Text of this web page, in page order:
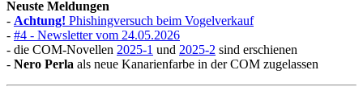
Neuste Meldungen
- Achtung! Phishingversuch beim Vogelverkauf
- #4 - Newsletter vom 24.05.2026
- die COM-Novellen 2025-1 und 2025-2 sind erschienen
- Nero Perla als neue Kanarienfarbe in der COM zugelassen